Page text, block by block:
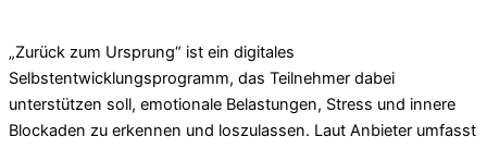
„Zurück zum Ursprung“ ist ein digitales
Selbstentwicklungsprogramm, das Teilnehmer dabei
unterstützen soll, emotionale Belastungen, Stress und innere
Blockaden zu erkennen und loszulassen. Laut Anbieter umfasst